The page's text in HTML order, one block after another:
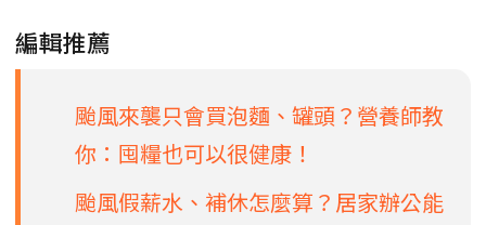
編輯推薦
颱風來襲只會買泡麵、罐頭？營養師教
你：囤糧也可以很健康！
颱風假薪水、補休怎麼算？居家辦公能